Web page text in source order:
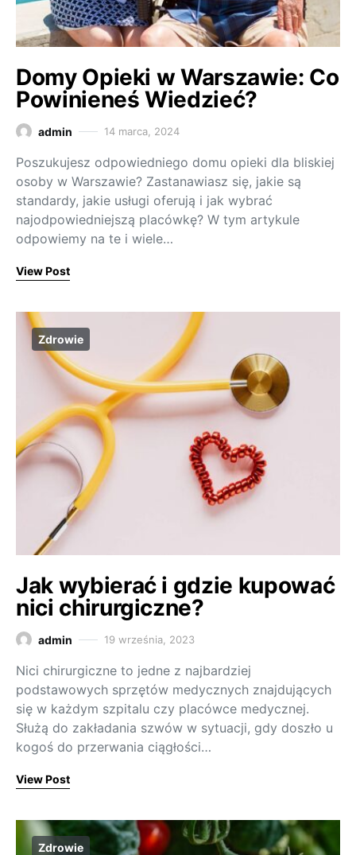
Domy Opieki w Warszawie: Co
Powinieneś Wiedzieć?
admin 14 marca, 2024
Poszukujesz odpowiedniego domu opieki dla bliskiej
osoby w Warszawie? Zastanawiasz się, jakie są
standardy, jakie usługi oferują i jak wybrać
najodpowiedniejszą placówkę? W tym artykule
odpowiemy na te i wiele…
View Post
Zdrowie
Jak wybierać i gdzie kupować
nici chirurgiczne?
admin 19 września, 2023
Nici chirurgiczne to jedne z najbardziej
podstawowych sprzętów medycznych znajdujących
się w każdym szpitalu czy placówce medycznej.
Służą do zakładania szwów w sytuacji, gdy doszło u
kogoś do przerwania ciągłości…
View Post
Zdrowie